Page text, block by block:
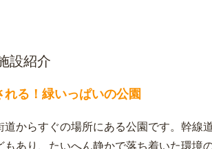
設紹介
る！緑いっぱいの公園
からすぐの場所にある公園です。幹線
あり、たいへん静かで落ち着いた環境の